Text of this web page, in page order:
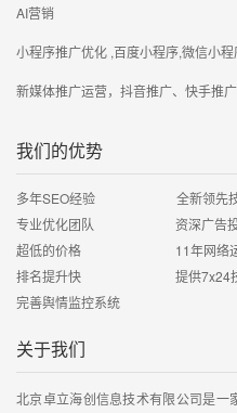
AI营销
小程序推广优化 ,百度小程序,微信小
新媒体推广运营，抖音推广、快手推
我们的优势
多年SEO经验 全新领先
专业优化团队 资深广告投
超低的价格 11年网络运
排名提升快 提供7x24技
完善舆情监控系统
关于我们
北京卓立海创信息技术有限公司是